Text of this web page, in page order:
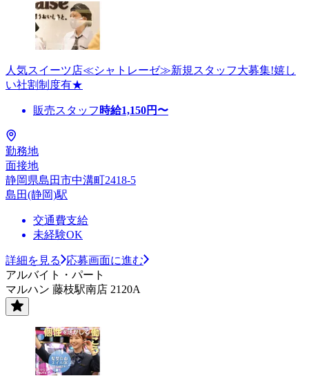
人気スイーツ店≪シャトレーゼ≫新規スタッフ大募集!嬉し
い社割制度有★
販売スタッフ 時給1,150円〜
勤務地
面接地
静岡県島田市中溝町2418-5
島田(静岡)駅
交通費支給
未経験OK
詳細を見る
応募画面に進む
アルバイト・パート
マルハン 藤枝駅南店 2120A